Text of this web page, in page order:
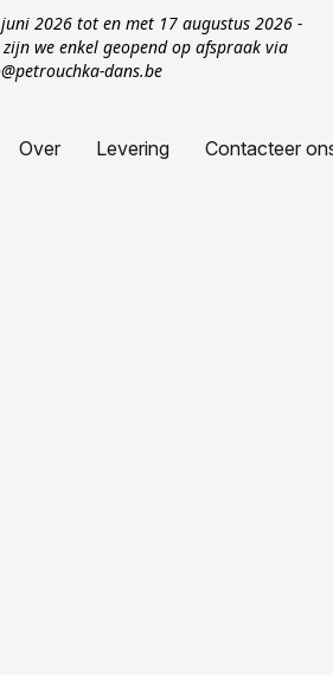
2026 tot en met 17 augustus 2026 -
we enkel geopend op afspraak via
dans.be
Over Levering Contacteer